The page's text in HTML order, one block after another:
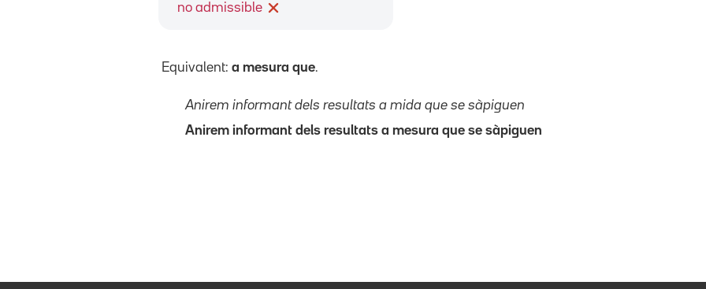
no admissible
Equivalent: a mesura que.
Anirem informant dels resultats a mida que se sàpiguen
Anirem informant dels resultats a mesura que se sàpiguen